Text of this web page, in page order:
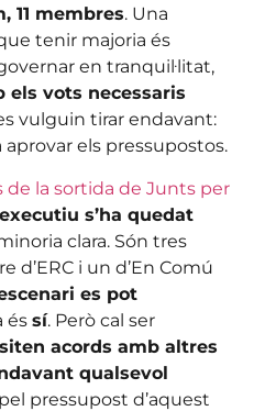
11 membres. Una
tenir majoria és
en tranquil·litat,
els vots necessaris
vulguin tirar endavant:
els pressupostos.
de la sortida de Junts per
s’ha quedat
clara. Són tres
d’ERC i un d’En Comú
es pot
és sí. Però cal ser
acords amb altres
qualsevol
pressupost d’aquest